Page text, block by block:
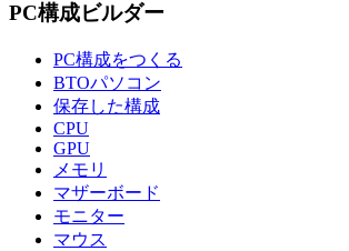
PC構成ビルダー
PC構成をつくる
BTOパソコン
保存した構成
CPU
GPU
メモリ
マザーボード
モニター
マウス